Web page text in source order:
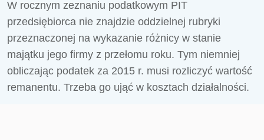
W rocznym zeznaniu podatkowym PIT
przedsiębiorca nie znajdzie oddzielnej rubryki
przeznaczonej na wykazanie różnicy w stanie
majątku jego firmy z przełomu roku. Tym niemniej
obliczając podatek za 2015 r. musi rozliczyć wartość
remanentu. Trzeba go ująć w kosztach działalności.